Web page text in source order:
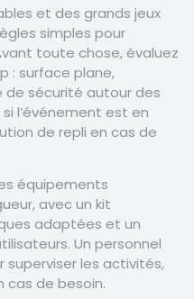
et des grands jeux
simples pour
toute chose, évaluez
: surface plane,
sécurité autour des
l’événement est en
de repli en cas de
équipements
avec un kit
adaptées et un
Un personnel
les activités,
cas de besoin.